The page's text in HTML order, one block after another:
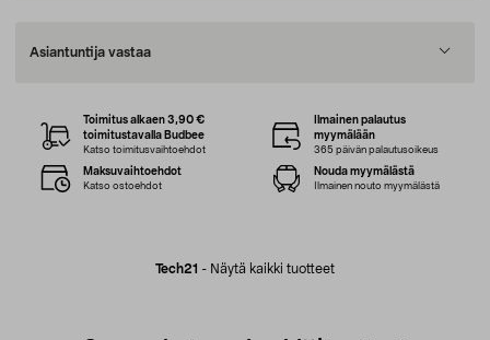
Asiantuntija vastaa
Tech21 - Näytä kaikki tuotteet
Toimitus alkaen 3,90 €
toimitustavalla Budbee
Katso toimitusvaihtoehdot
Ilmainen palautus
myymälään
365 päivän palautusoikeus
Maksuvaihtoehdot
Katso ostoehdot
Nouda myymälästä
Ilmainen nouto myymälästä